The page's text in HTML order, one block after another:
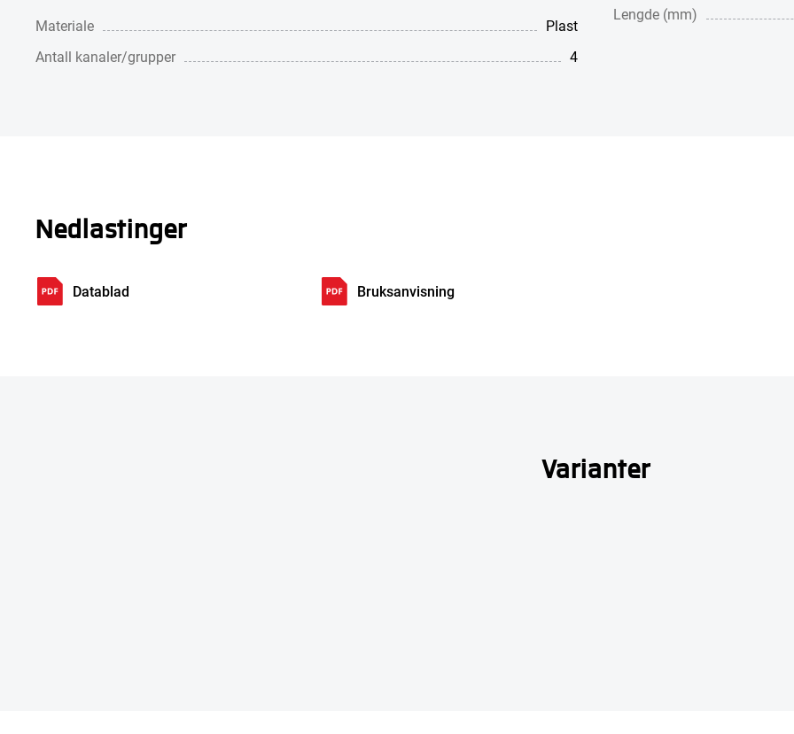
Materiale
Plast
Antall kanaler/grupper
4
Lengde (mm)
Nedlastinger
Datablad Bruksanvisning
Varianter